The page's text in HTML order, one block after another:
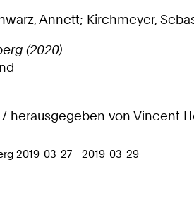
Annett; Kirchmeyer,
(2020)
herausgegeben von Vincent
2019-03-27 - 2019-03-29